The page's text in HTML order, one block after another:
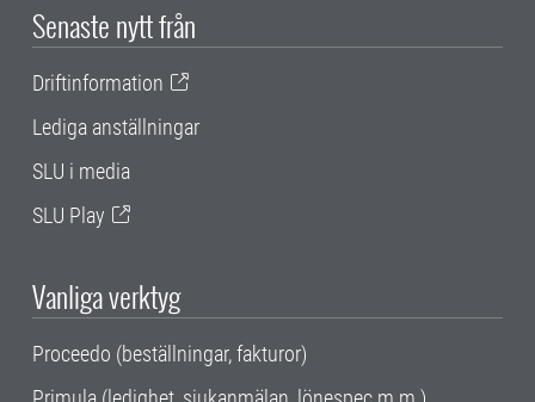
Senaste nytt från
Driftinformation
Lediga anställningar
SLU i media
SLU Play
Vanliga verktyg
Proceedo (beställningar, fakturor)